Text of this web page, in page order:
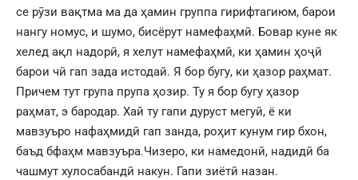
се рӯзи вақтма ма да ҳамин группа гирифтагиюм, барои
нангу номус, и шумо, бисёрут намефаҳмӣ. Бовар куне як
хелед ақл надорӣ, я хелут намефаҳмӣ, ки ҳамин ҳоҷӣ
барои чӣ гап зада истодай. Я бор бугу, ки ҳазор раҳмат.
Причем тут група прупа ҳозир. Ту я бор бугу ҳазор
раҳмат, э бародар. Хай ту гапи дуруст мегуй, ё ки
мавзуъро нафаҳмидӣ гап занда, роҳит кунум гир бхон,
баъд бфаҳм мавзуъра.Чизеро, ки намедонӣ, надидӣ ба
чашмут хулосабандӣ накун. Гапи зиётӣ назан.